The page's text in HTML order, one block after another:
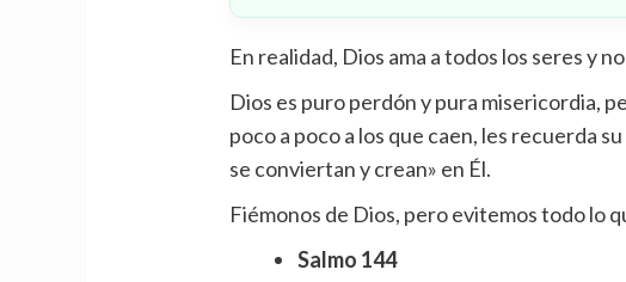
En realidad, Dios ama a todos los seres y
Dios es puro perdón y pura misericordia,
poco a poco a los que caen, les recuerda
se conviertan y crean» en Él.
Fiémonos de Dios, pero evitemos todo lo
Salmo 144